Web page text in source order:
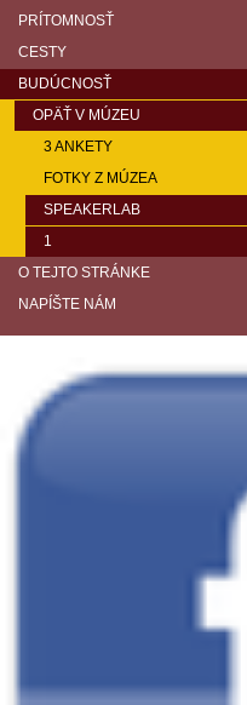
PRÍTOMNOSŤ
CESTY
BUDÚCNOSŤ
OPÄŤ V MÚZEU
3 ANKETY
FOTKY Z MÚZEA
SPEAKERLAB
1
O TEJTO STRÁNKE
NAPÍŠTE NÁM